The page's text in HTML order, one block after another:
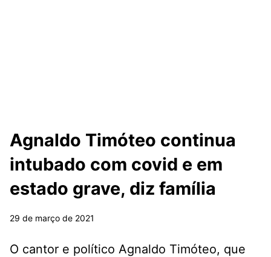
Agnaldo Timóteo continua
intubado com covid e em
estado grave, diz família
29 de março de 2021
O cantor e político Agnaldo Timóteo, que